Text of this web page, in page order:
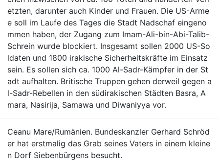
etzten, darunter auch Kinder und Frauen. Die US-Arme
e soll im Laufe des Tages die Stadt Nadschaf eingeno
mmen haben, der Zugang zum Imam-Ali-bin-Abi-Talib-
Schrein wurde blockiert. Insgesamt sollen 2000 US-So
ldaten und 1800 irakische Sicherheitskräfte im Einsatz
sein. Es sollen sich ca. 1000 Al-Sadr-Kämpfer in der St
adt aufhalten. Britische Truppen gehen derweil gegen a
l-Sadr-Rebellen in den südirakischen Städten Basra, A
mara, Nasirija, Samawa und Diwaniyya vor.
Ceanu Mare/Rumänien. Bundeskanzler Gerhard Schröd
er hat erstmalig das Grab seines Vaters in einem kleine
n Dorf Siebenbürgens besucht.